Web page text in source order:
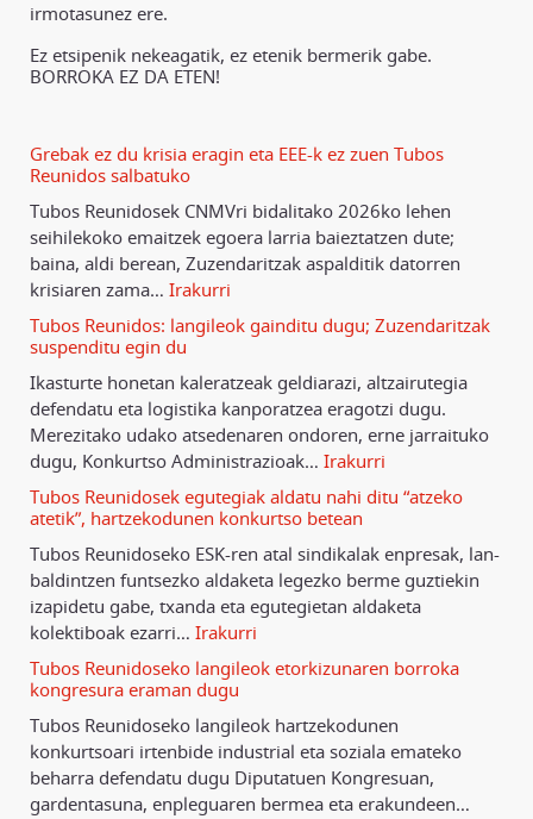
irmotasunez ere.
Ez etsipenik nekeagatik, ez etenik bermerik gabe.
BORROKA EZ DA ETEN!
Grebak ez du krisia eragin eta EEE-k ez zuen Tubos
Reunidos salbatuko
Tubos Reunidosek CNMVri bidalitako 2026ko lehen
seihilekoko emaitzek egoera larria baieztatzen dute;
baina, aldi berean, Zuzendaritzak aspalditik datorren
krisiaren zama… Irakurri
Tubos Reunidos: langileok gainditu dugu; Zuzendaritzak
suspenditu egin du
Ikasturte honetan kaleratzeak geldiarazi, altzairutegia
defendatu eta logistika kanporatzea eragotzi dugu.
Merezitako udako atsedenaren ondoren, erne jarraituko
dugu, Konkurtso Administrazioak… Irakurri
Tubos Reunidosek egutegiak aldatu nahi ditu “atzeko
atetik”, hartzekodunen konkurtso betean
Tubos Reunidoseko ESK-ren atal sindikalak enpresak, lan-
baldintzen funtsezko aldaketa legezko berme guztiekin
izapidetu gabe, txanda eta egutegietan aldaketa
kolektiboak ezarri… Irakurri
Tubos Reunidoseko langileok etorkizunaren borroka
kongresura eraman dugu
Tubos Reunidoseko langileok hartzekodunen
konkurtsoari irtenbide industrial eta soziala emateko
beharra defendatu dugu Diputatuen Kongresuan,
gardentasuna, enpleguaren bermea eta erakundeen…